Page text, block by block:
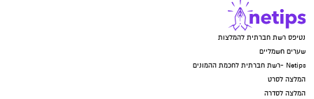
נטיפס רשת חברתית להמלצות
שערים חשמליים
Netips -רשת חברתית לחכמת ההמונים
המלצה לסרט
המלצה לסדרה